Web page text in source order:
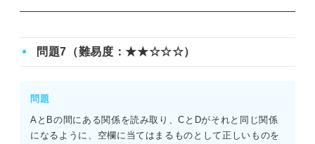
まず、それぞれの立方体の体積を計算する。一辺が8cmの
立方体は、8×8×8＝512cm3となる。次に、一辺が3cmの立
乗や3の3乗を正確におこなうことが重要である。また、引
き算の際の繰り下がりミスにも気を付ける。
問題7（難易度：★★☆☆☆）
問題
AとBの間にある関係を読み取り、CとDがそれと同じ関係
になるように、空欄に当てはまるものとして正しいものを